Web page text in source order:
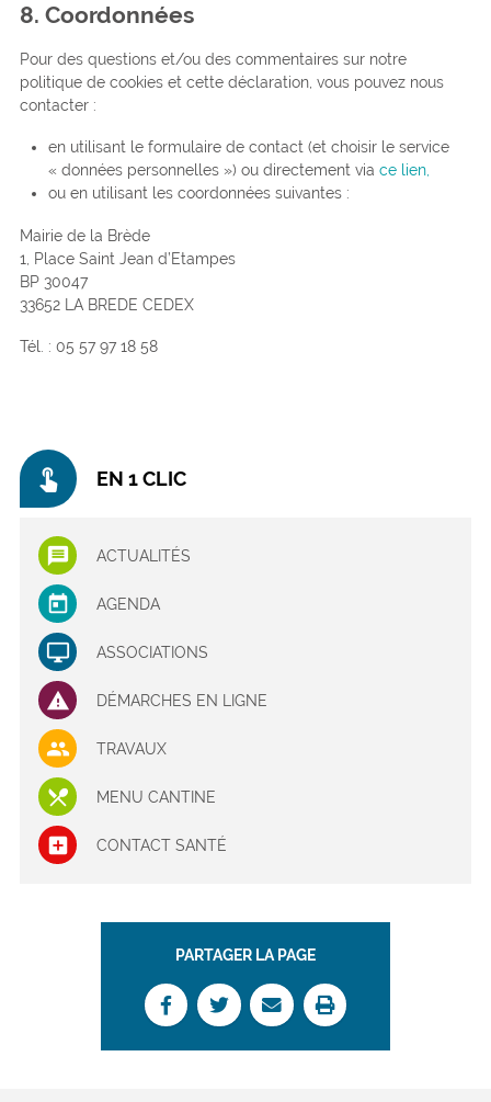
8. Coordonnées
Pour des questions et/ou des commentaires sur notre
politique de cookies et cette déclaration, vous pouvez nous
contacter :
en utilisant le formulaire de contact (et choisir le service
« données personnelles ») ou directement via ce lien,
ou en utilisant les coordonnées suivantes :
Mairie de la Brède
1, Place Saint Jean d’Etampes
BP 30047
33652 LA BREDE CEDEX
Tél. : 05 57 97 18 58
touch_app EN 1 CLIC
ACTUALITÉS
AGENDA
ASSOCIATIONS
DÉMARCHES EN LIGNE
TRAVAUX
MENU CANTINE
CONTACT SANTÉ
PARTAGER LA PAGE